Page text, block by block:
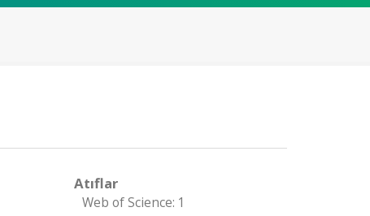
Atıflar
Web of Science: 1